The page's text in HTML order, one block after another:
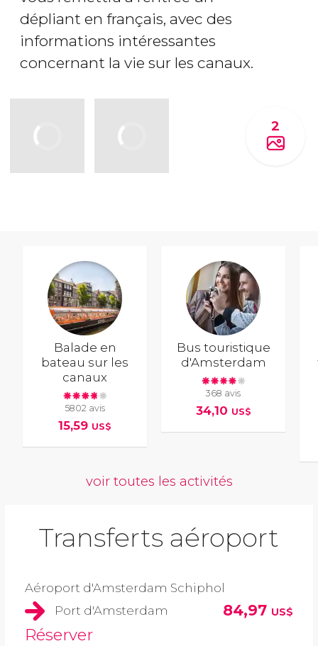
dépliant en français, avec des
informations intéressantes
concernant la vie sur les canaux.
2
Balade en
bateau sur les
canaux
5802 avis
15,59 US$
Bus touristique
d'Amsterdam
368 avis
34,10 US$
voir toutes les activités
Transferts aéroport
Aéroport d'Amsterdam Schiphol
Port d'Amsterdam
84,97 US$
Réserver